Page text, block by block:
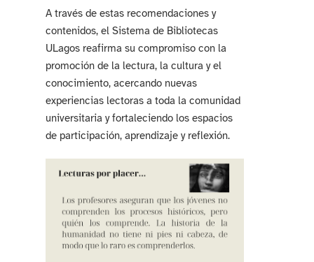
A través de estas recomendaciones y
contenidos, el Sistema de Bibliotecas
ULagos reafirma su compromiso con la
promoción de la lectura, la cultura y el
conocimiento, acercando nuevas
experiencias lectoras a toda la comunidad
universitaria y fortaleciendo los espacios
de participación, aprendizaje y reflexión.